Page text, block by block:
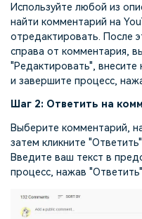
Используйте любой из
найти комментарий на
отредактировать. После
справа от комментария,
"Редактировать",
и завершите процесс,
Шаг 2: Ответить на
Выберите комментарий,
затем кликните
Введите ваш текст в
процесс, нажав